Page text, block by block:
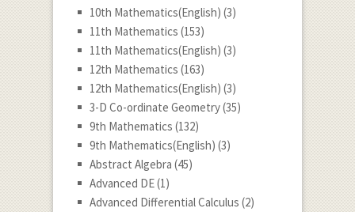
10th Mathematics(English) (3)
11th Mathematics (153)
11th Mathematics(English) (3)
12th Mathematics (163)
12th Mathematics(English) (3)
3-D Co-ordinate Geometry(35)
9th Mathematics (132)
9th Mathematics(English) (3)
Abstract Algebra (45)
Advanced DE(1)
Advanced Differential Calculus (2)